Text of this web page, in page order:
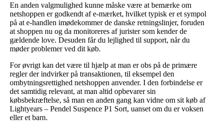
En anden valgmulighed kunne måske være at bemærke om
netshoppen er godkendt af e-mærket, hvilket typisk er et sympol
på at e-handlen imødekommer de danske retningslinjer, foruden
at shoppen nu og da monitoreres af jurister som kender de
gældende love. Desuden får du lejlighed til support, når du
møder problemer ved dit køb.
For øvrigt kan det være til hjælp at man er obs på de primære
regler der indvirker på transaktionen, til eksempel den
ombytningsrettighed netshoppen anvender. I den forbindelse er
det samtidig relevant, at man altid opbevarer sin
købsbekræftelse, så man en anden gang kan vidne om sit køb af
Lightyears – Pendel Suspence P1 Sort, uanset om du er voksen
eller et barn.